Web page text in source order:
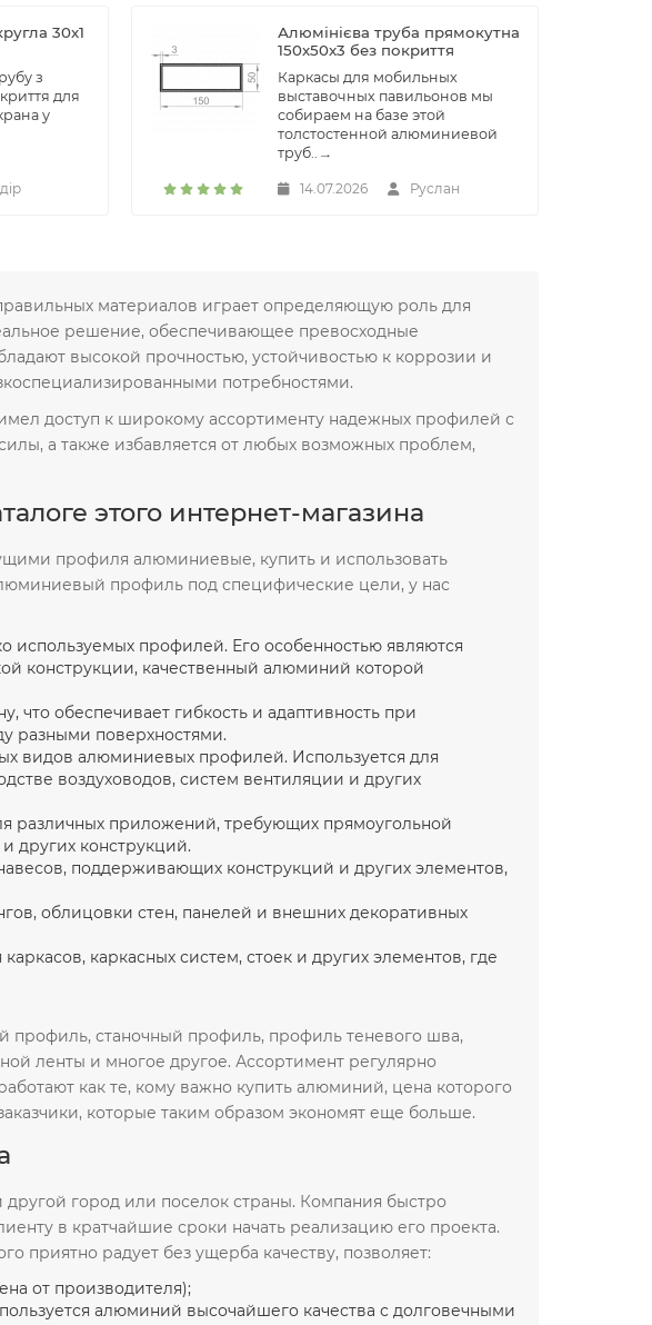
30х1
з
для
у
Алюмінієва труба прямокутна
150х50x3 без покриття
Каркасы для мобильных
выставочных павильонов мы
собираем на базе этой
толстостенной алюминиевой
труб.. →
14.07.2026 Руслан
материалов играет определяющую роль для
решение, обеспечивающее превосходные
высокой прочностью, устойчивостью к коррозии и
потребностями.
доступ к широкому ассортименту надежных профилей с
а также избавляется от любых возможных проблем,
этого интернет-магазина
профиля алюминиевые, купить и использовать
профиль под специфические цели, у нас
используемых профилей. Его особенностью являются
конструкции, качественный алюминий которой
что обеспечивает гибкость и адаптивность при
разными поверхностями.
видов алюминиевых профилей. Используется для
воздуховодов, систем вентиляции и других
различных приложений, требующих прямоугольной
других конструкций.
поддерживающих конструкций и других элементов,
облицовки стен, панелей и внешних декоративных
каркасных систем, стоек и других элементов, где
профиль, станочный профиль, профиль теневого шва,
ленты и многое другое. Ассортимент регулярно
как те, кому важно купить алюминий, цена которого
которые таким образом экономят еще больше.
город или поселок страны. Компания быстро
в кратчайшие сроки начать реализацию его проекта.
радует без ущерба качеству, позволяет:
от производителя);
алюминий высочайшего качества с долговечными